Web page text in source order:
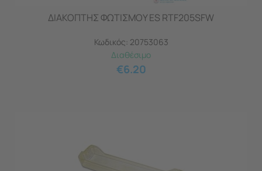
ΔΙΑΚΟΠΤΗΣ ΦΩΤΙΣΜΟΥ ES RTF205SFW
Κωδικός: 20753063
Διαθέσιμο
€6.20